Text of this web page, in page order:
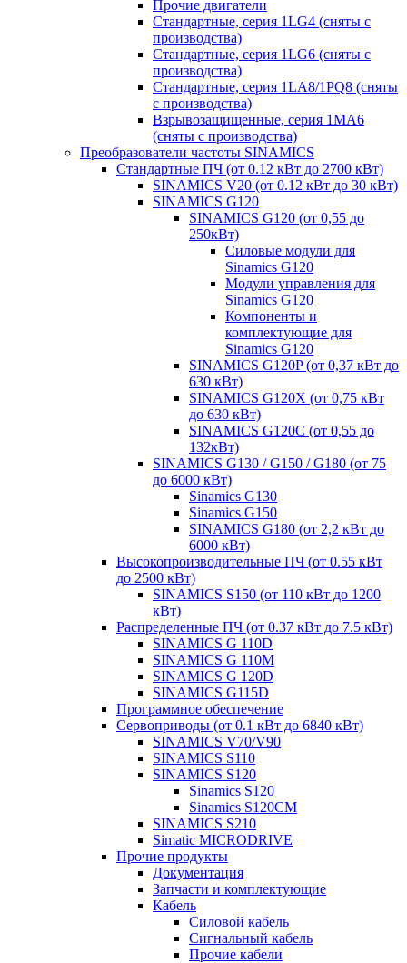
Прочие двигатели
Стандартные, серия 1LG4 (сняты с
производства)
Стандартные, серия 1LG6 (сняты с
производства)
Стандартные, серия 1LA8/1PQ8 (сняты
с производства)
Взрывозащищенные, серия 1MA6
(сняты с производства)
Преобразователи частоты SINAMICS
Стандартные ПЧ (от 0.12 кВт до 2700 кВт)
SINAMICS V20 (от 0.12 кВт до 30 кВт)
SINAMICS G120
SINAMICS G120 (от 0,55 до
250кВт)
Силовые модули для
Sinamics G120
Модули управления для
Sinamics G120
Компоненты и
комплектующие для
Sinamics G120
SINAMICS G120P (от 0,37 кВт до
630 кВт)
SINAMICS G120X (от 0,75 кВт
до 630 кВт)
SINAMICS G120C (от 0,55 до
132кВт)
SINAMICS G130 / G150 / G180 (от 75
до 6000 кВт)
Sinamics G130
Sinamics G150
SINAMICS G180 (от 2,2 кВт до
6000 кВт)
Высокопроизводительные ПЧ (от 0.55 кВт
до 2500 кВт)
SINAMICS S150 (от 110 кВт до 1200
кВт)
Распределенные ПЧ (от 0.37 кВт до 7.5 кВт)
SINAMICS G 110D
SINAMICS G 110M
SINAMICS G 120D
SINAMICS G115D
Программное обеспечение
Сервоприводы (от 0.1 кВт до 6840 кВт)
SINAMICS V70/V90
SINAMICS S110
SINAMICS S120
Sinamics S120
Sinamics S120CM
SINAMICS S210
Simatic MICRODRIVE
Прочие продукты
Документация
Запчасти и комплектующие
Кабель
Силовой кабель
Сигнальный кабель
Прочие кабели